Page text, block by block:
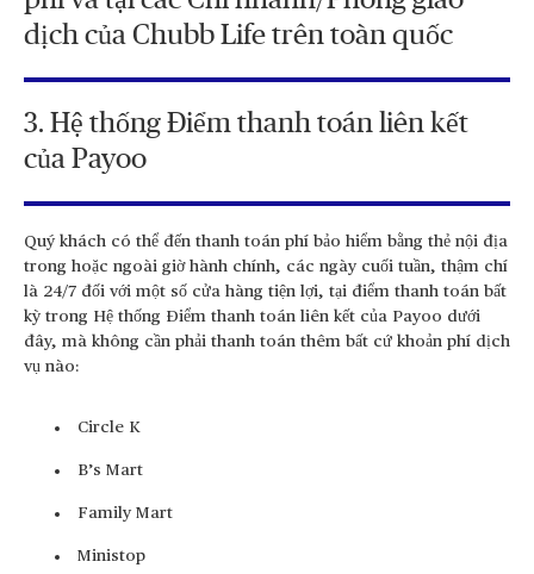
dịch của Chubb Life trên toàn quốc
3. Hệ thống Điểm thanh toán liên kết
của Payoo
Quý khách có thể đến thanh toán phí bảo hiểm bằng thẻ nội địa
trong hoặc ngoài giờ hành chính, các ngày cuối tuần, thậm chí
là 24/7 đối với một số cửa hàng tiện lợi, tại điểm thanh toán bất
kỳ trong Hệ thống Điểm thanh toán liên kết của Payoo dưới
đây, mà không cần phải thanh toán thêm bất cứ khoản phí dịch
vụ nào:
Circle K
B’s Mart
Family Mart
Ministop